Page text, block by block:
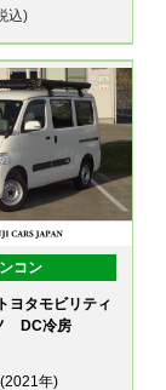
込)
コン
ヨタモビリティ
DC冷房
年)